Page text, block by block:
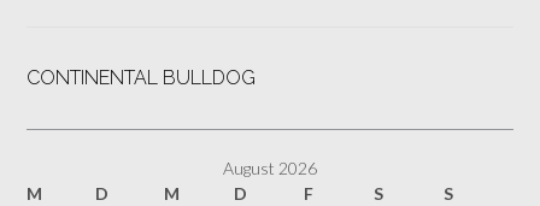
CONTINENTAL BULLDOG
August 2026
M
D M D F S
S